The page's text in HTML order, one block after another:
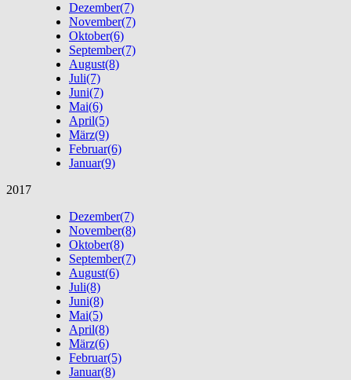
Dezember(7)
November(7)
Oktober(6)
September(7)
August(8)
Juli(7)
Juni(7)
Mai(6)
April(5)
März(9)
Februar(6)
Januar(9)
2017
Dezember(7)
November(8)
Oktober(8)
September(7)
August(6)
Juli(8)
Juni(8)
Mai(5)
April(8)
März(6)
Februar(5)
Januar(8)